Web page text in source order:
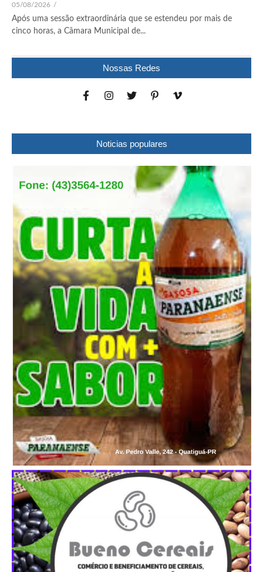
05/08/2026 /
Após uma sessão extraordinária que se estendeu por mais de
cinco horas, a Câmara Municipal de...
Nossas Redes
Noticias populares